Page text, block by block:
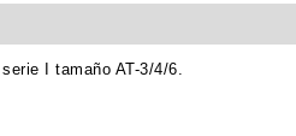
I tamaño AT-3/4/6.